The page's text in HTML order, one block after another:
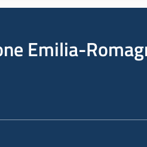
Emilia-